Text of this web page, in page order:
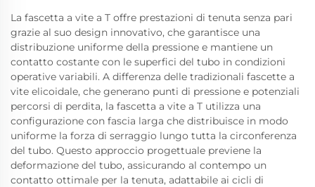
La fascetta a vite a T offre prestazioni di tenuta senza pari
grazie al suo design innovativo, che garantisce una
distribuzione uniforme della pressione e mantiene un
contatto costante con le superfici del tubo in condizioni
operative variabili. A differenza delle tradizionali fascette a
vite elicoidale, che generano punti di pressione e potenziali
percorsi di perdita, la fascetta a vite a T utilizza una
configurazione con fascia larga che distribuisce in modo
uniforme la forza di serraggio lungo tutta la circonferenza
del tubo. Questo approccio progettuale previene la
deformazione del tubo, assicurando al contempo un
contatto ottimale per la tenuta, adattabile ai cicli di